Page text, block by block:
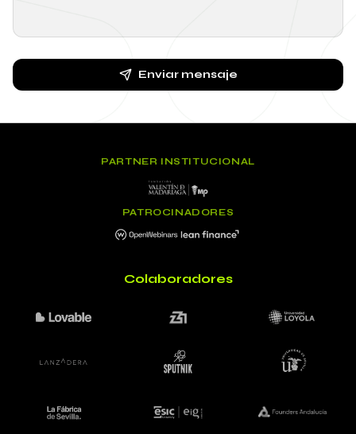
Enviar mensaje
PARTNER INSTITUCIONAL
PATROCINADORES
Colaboradores